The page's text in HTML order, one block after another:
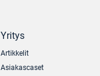
Yritys
Artikkelit
Asiakascaset